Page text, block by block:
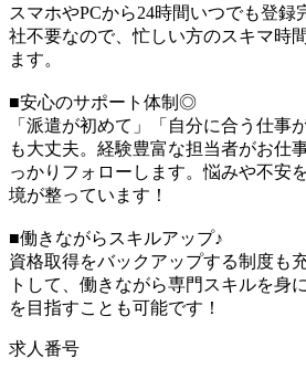
スマホやPCから24時間いつでも登録
社不要なので、忙しい方のスキマ時
ます。
■安心のサポート体制◎
「派遣が初めて」「自分に合う仕事
も大丈夫。経験豊富な担当者がお仕
っかりフォローします。悩みや不安
境が整っています！
■働きながらスキルアップ♪
資格取得をバックアップする制度も
トして、働きながら専門スキルを身
を目指すことも可能です！
求人番号